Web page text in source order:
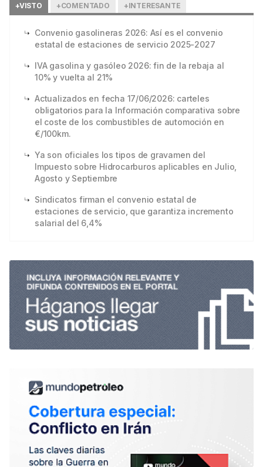
+VISTO +COMENTADO +INTERESANTE
Convenio gasolineras 2026: Así es el convenio
estatal de estaciones de servicio 2025-2027
IVA gasolina y gasóleo 2026: fin de la rebaja al
10% y vuelta al 21%
Actualizados en fecha 17/06/2026: carteles
obligatorios para la Información comparativa sobre
el coste de los combustibles de automoción en
€/100km.
Ya son oficiales los tipos de gravamen del
Impuesto sobre Hidrocarburos aplicables en Julio,
Agosto y Septiembre
Sindicatos firman el convenio estatal de
estaciones de servicio, que garantiza incremento
salarial del 6,4%